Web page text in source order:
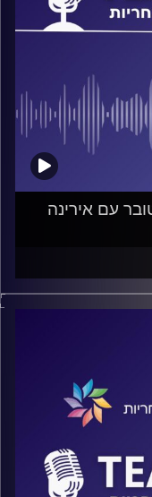
ואפקט ה-7 באוקטובר עם אירינה
רייכמן
אלה ועוד ישוחח
קרן נדב